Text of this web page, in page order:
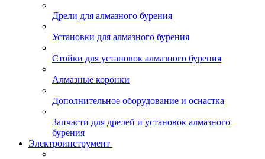
Дрели для алмазного бурения
Установки для алмазного бурения
Стойки для установок алмазного бурения
Алмазные коронки
Дополнительное оборудование и оснастка
Запчасти для дрелей и установок алмазного
бурения
Электроинструмент